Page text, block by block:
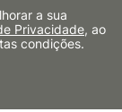
a sua
Privacidade, ao
condições.